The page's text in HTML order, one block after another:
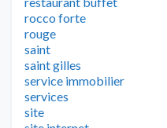
rocco forte
rouge
saint
saint gilles
service immobilier
services
site